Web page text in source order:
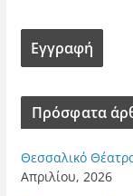
Πρόσφατα
Θεσσαλικό
Απριλίου, 2026